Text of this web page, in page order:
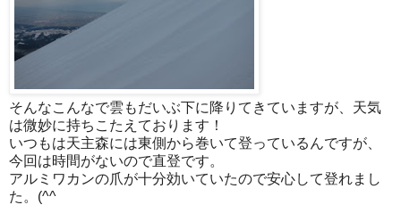
そんなこんなで雲もだいぶ下に降りてきていますが、天気
は微妙に持ちこたえております！
いつもは天主森には東側から巻いて登っているんですが、
今回は時間がないので直登です。
アルミワカンの爪が十分効いていたので安心して登れまし
た。(^^